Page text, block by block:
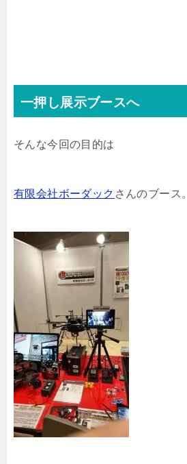
一押し展示ブースへ
そんな今回の目的は
有限会社ボーダック さんのブース。